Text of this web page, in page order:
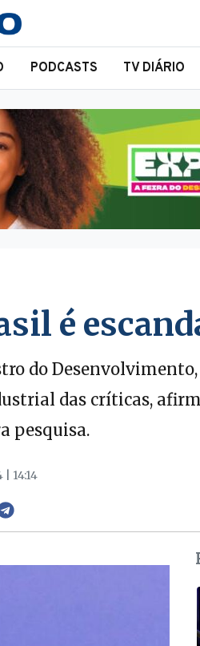
PODCASTS TV DIÁRIO
é
do
das críticas,
pesquisa.
14:14